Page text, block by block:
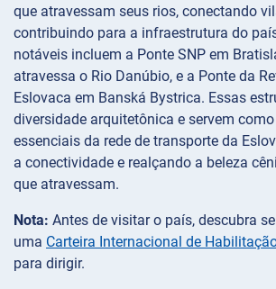
que atravessam seus rios, conectando
contribuindo para a infraestrutura do
notáveis incluem a Ponte SNP em
atravessa o Rio Danúbio, e a Ponte da
Eslovaca em Banská Bystrica. Essas
diversidade arquitetônica e servem
essenciais da rede de transporte da
a conectividade e realçando a beleza
que atravessam.
Nota: Antes de visitar o país, descubra
uma Carteira Internacional de
para dirigir.